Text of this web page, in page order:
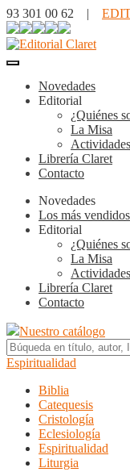
93 301 00 62 |
Novedades
Editorial
¿Quiénes
La Misa
Actividades
Librería Claret
Contacto
Novedades
Los más vendidos
Editorial
¿Quiénes
La Misa
Actividades
Librería Claret
Contacto
Nuestro catálogo
Espiritualidad
Biblia
Catequesis
Cristología
Eclesiología
Espiritualidad
Liturgia